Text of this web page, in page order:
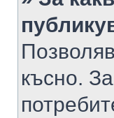
късно.